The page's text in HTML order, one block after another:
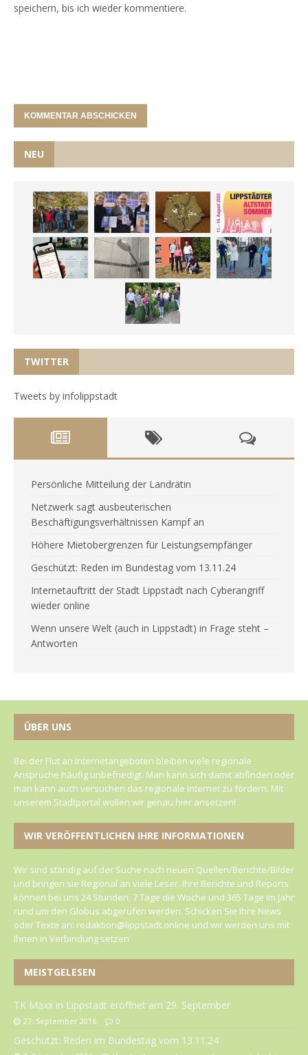
speichern, bis ich wieder kommentiere.
NEU
TWITTER
Tweets by infolippstadt
Persönliche Mitteilung der Landrätin
Netzwerk sagt ausbeuterischen
Beschäftigungsverhältnissen Kampf an
Höhere Mietobergrenzen für Leistungsempfänger
Geschützt: Reden im Bundestag vom 13.11.24
Internetauftritt der Stadt Lippstadt nach Cyberangriff
wieder online
Wenn unsere Welt (auch in Lippstadt) in Frage steht –
Antworten
ÜBER UNS
Bei der Flut an Internetangeboten bleiben viele regionale
Ansprüche häufig unbefriedigt. Man kann sich damit abfinden oder
man kann auch versuchen das regionale Internet zu fördern. Mit
unserem Stadtportal wollen wir genau hier ansetzen!
WIR VERÖFFENTLICHEN IHRE INFORMATIONEN
Wir sind ständig auf der Suche nach neuen Quellen/Berichte/Bilder
und bringen sie Regional an viele Leser. Ihre Berichte und Reports
können bei uns 24 Stunden, 7 Tage die Woche und 365 Tage im Jahr
rund um den Globus abgerufen werden. Schicken Sie Ihre News
oder Texte an: redaktion@lippstadt.online und wir werden uns mit
Ihnen in Verbindung setzen
MEISTGELESEN
TK Maxx in Lippstadt eröffnet am 29. September
27. September 2016 0
Geschützt: Reden im Bundestag vom 13.11.24